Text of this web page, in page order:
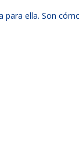
ella. Son